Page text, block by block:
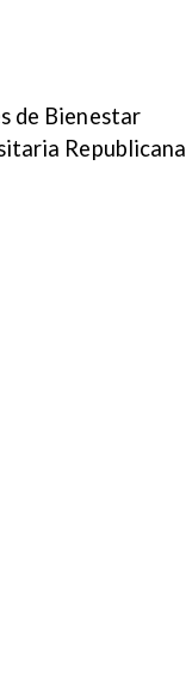
de Bienestar
Republicana